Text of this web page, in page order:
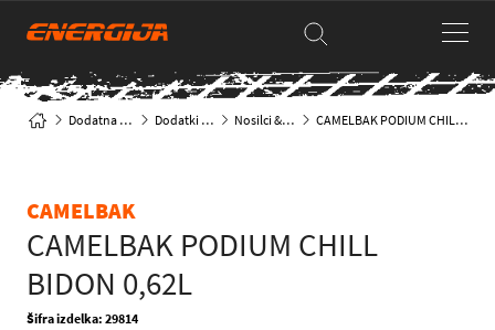
Dodatna oprema Dodatki za kolo Nosilci & bidoni CAMELBAK PODIUM CHILL BIDON 0,62L
CAMELBAK
CAMELBAK PODIUM CHILL
BIDON 0,62L
Šifra izdelka: 29814